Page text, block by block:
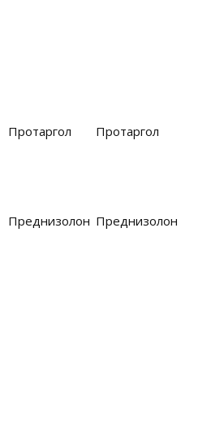
Протаргол
Протаргол
Преднизолон Преднизолон